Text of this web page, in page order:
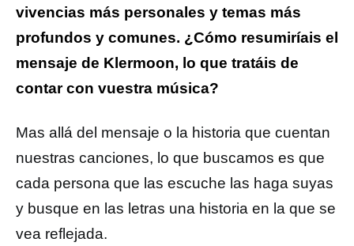
vivencias más personales y temas más
profundos y comunes. ¿Cómo resumiríais el
mensaje de Klermoon, lo que tratáis de
contar con vuestra música?
Mas allá del mensaje o la historia que cuentan
nuestras canciones, lo que buscamos es que
cada persona que las escuche las haga suyas
y busque en las letras una historia en la que se
vea reflejada.